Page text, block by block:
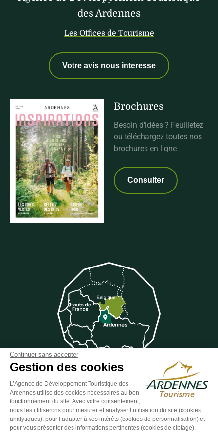
des Ardennes
Les Offices de Tourisme
Votre avis nous interesse
Brochures
Besoin d'idées ? Feuilletez
ou téléchargez toutes nos
brochures en ligne
Consulter
Suivez-nous sur Facebook
Suivez-nous sur Instagram
Suivez-nous sur Youtube
Suivez-nous sur
Suivez-nous
ESPACE GROUPES ESPACE PRESSE ESPACE PRO
Continuer sans accepter
Gestion des cookies
L’Agence de Développement Touristique des
Ardennes utilise des cookies nécessaires au bon
fonctionnement du site. Avec votre consentement,
nous les utiliserons pour mesurer et analyser l’utilisation du site (cookies
analytiques), pour l’adapter à vos intérêts (cookies de personnalisation) et
pour vous présenter des informations pertinentes (cookies de ciblage).